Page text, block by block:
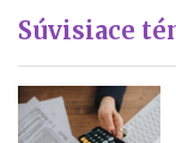
Platobné brány –
Rodičovský
Minimálna mzda v
Nezdaniteľná časť
Súvisiace